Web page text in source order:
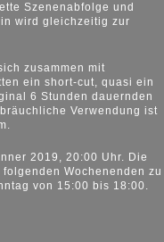
Szenenabfolge und
wird gleichzeitig zur
zusammen mit
ein short-cut, quasi ein
6 Stunden dauernden
Verwendung ist
2019, 20:00 Uhr. Die
Wochenenden zu
von 15:00 bis 18:00.